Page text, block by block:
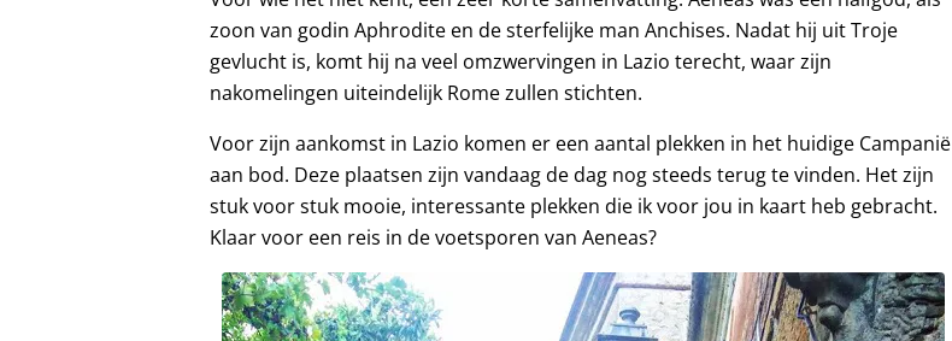
zoon van godin Aphrodite en de sterfelijke man Anchises. Nadat hij uit Troje
gevlucht is, komt hij na veel omzwervingen in Lazio terecht, waar zijn
nakomelingen uiteindelijk Rome zullen stichten.
Voor zijn aankomst in Lazio komen er een aantal plekken in het huidige Campanië
aan bod. Deze plaatsen zijn vandaag de dag nog steeds terug te vinden. Het zijn
stuk voor stuk mooie, interessante plekken die ik voor jou in kaart heb gebracht.
Klaar voor een reis in de voetsporen van Aeneas?